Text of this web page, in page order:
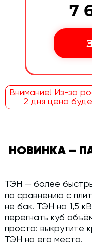
7
Внимание! Из-за
2 дня цена
НОВИНКА —
ТЭН — более
по сравнению с
не бак. ТЭН на 1,5
перегнать куб
просто: выкрутите
ТЭН на его место.